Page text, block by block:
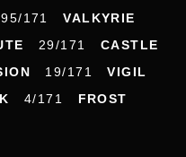
171VALKYRIE
29/171 CASTLE
19/171VIGIL
4/171 FROST